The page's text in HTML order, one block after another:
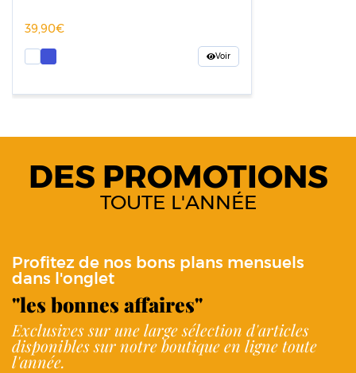
39,90
Voir
DES PROMOTIONS
TOUTE L'ANNÉE
Profitez de nos bons plans mensuels
dans l'onglet
"les bonnes affaires"
Exclusives sur une large sélection d'articles
disponibles sur notre boutique en ligne toute
l'année.